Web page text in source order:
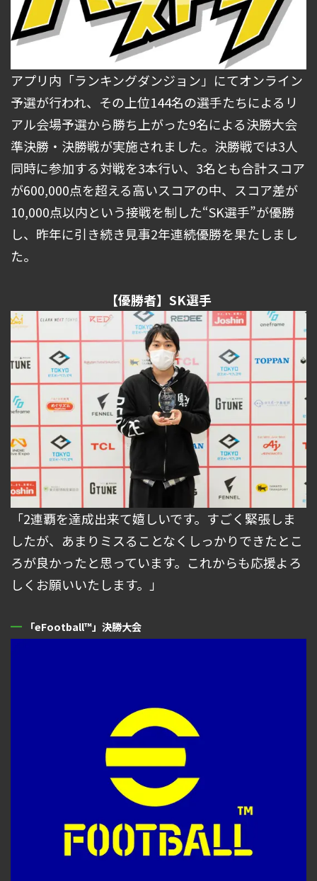
アプリ内「ランキングダンジョン」にてオンライン
予選が行われ、その上位144名の選手たちによるリ
アル会場予選から勝ち上がった9名による決勝大会
準決勝・決勝戦が実施されました。決勝戦では3人
同時に参加する対戦を3本行い、3名とも合計スコア
が600,000点を超える高いスコアの中、スコア差が
10,000点以内という接戦を制した“SK選手”が優勝
し、昨年に引き続き見事2年連続優勝を果たしまし
た。
【優勝者】SK選手
「2連覇を達成出来て嬉しいです。すごく緊張しま
したが、あまりミスることなくしっかりできたとこ
ろが良かったと思っています。これからも応援よろ
しくお願いいたします。」
「eFootball™」決勝大会